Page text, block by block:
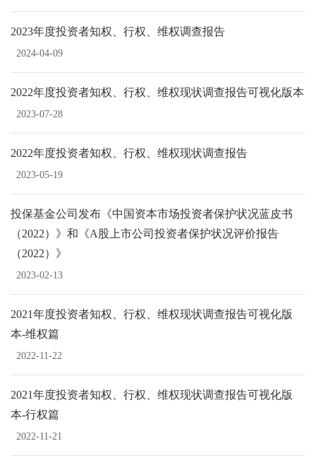
2023年度投资者知权、行权、维权调查报告
2024-04-09
2022年度投资者知权、行权、维权现状调查报告可视化版本
2023-07-28
2022年度投资者知权、行权、维权现状调查报告
2023-05-19
投保基金公司发布《中国资本市场投资者保护状况蓝皮书
（2022）》和《A股上市公司投资者保护状况评价报告
（2022）》
2023-02-13
2021年度投资者知权、行权、维权现状调查报告可视化版
本-维权篇
2022-11-22
2021年度投资者知权、行权、维权现状调查报告可视化版
本-行权篇
2022-11-21